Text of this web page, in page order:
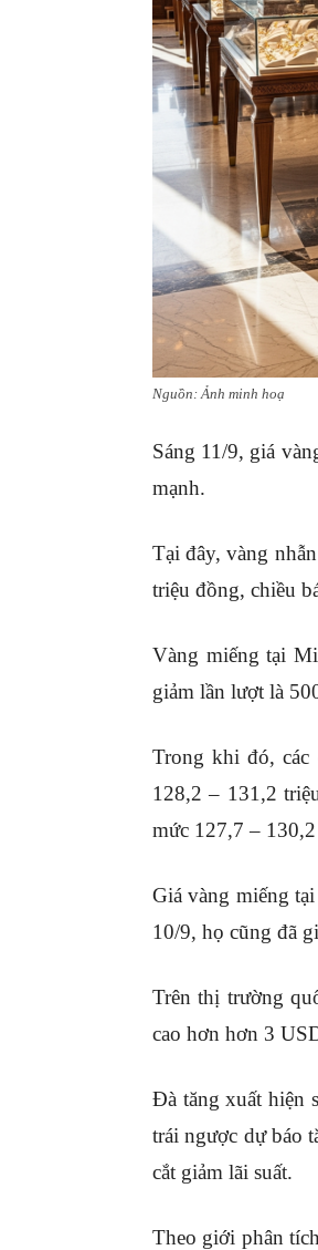
Nguồn: Ảnh minh hoạ
Sáng 11/9, giá
mạnh.
Tại đây, vàng
triệu đồng, chiều
Vàng miếng tại
giảm lần lượt là
Trong khi đó, các
128,2 – 131,2
mức 127,7 –
Giá vàng miếng
10/9, họ cũng đã
Trên thị trường
cao hơn hơn 3
Đà tăng xuất hiện
trái ngược dự báo
cắt giảm lãi suất.
Theo giới phân